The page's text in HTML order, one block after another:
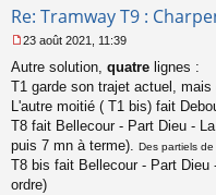
Re: Tramway T9 :
e
s
s
a
g
e
n
o
23 août 2021, 11:39
Autre solution, quatre lignes :
T1 garde son trajet actuel, mais
L'autre moitié ( T1 bis) fait
T8 fait Bellecour - Part Dieu -
puis 7 mn à terme). Des partiels
T8 bis fait Bellecour - Part Dieu
ordre)